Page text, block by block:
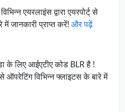
एयरलाइंस द्वारा एयरपोर्ट् से
जानकारी प्राप्त करें! और पढ़ें
के लिए आईएटीए कोड BLR है !
से ऑपरेटिंग विभिन्न फ्लाइटस के बारे में